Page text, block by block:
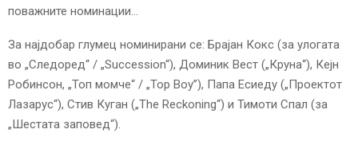
поважните номинации…
За најдобар глумец номинирани се: Брајан Кокс (за улогата
во „Следоред“ / „Succession“), Доминик Вест („Круна“), Кејн
Робинсон, „Топ момче“ / „Top Boy”), Папа Есиеду („Проектот
Лазарус“), Стив Куган („The Reckoning“) и Тимоти Спал (за
„Шестата заповед“).